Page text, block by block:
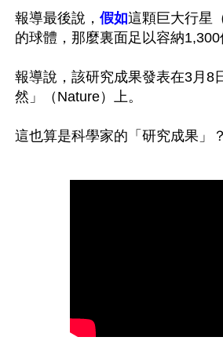
報導最後說， 假如這顆巨大行星
的球體，那麼裏面足以容納1,300
報導說，該研究成果發表在3月8
然」（Nature）上。